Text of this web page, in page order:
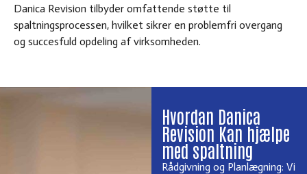
Danica Revision tilbyder omfattende støtte til
spaltningsprocessen, hvilket sikrer en problemfri overgang
og succesfuld opdeling af virksomheden.
Hvordan Danica
Revision Kan hjælpe
med spaltning
Rådgivning og Planlægning: Vi